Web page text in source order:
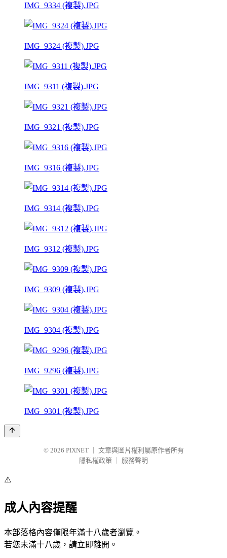
IMG_9334 (複製).JPG
IMG_9324 (複製).JPG
IMG_9311 (複製).JPG
IMG_9321 (複製).JPG
IMG_9316 (複製).JPG
IMG_9314 (複製).JPG
IMG_9312 (複製).JPG
IMG_9309 (複製).JPG
IMG_9304 (複製).JPG
IMG_9296 (複製).JPG
IMG_9301 (複製).JPG
© 2026 PIXNET
文章與圖片權利屬原作者所有
隱私權政策
服務聲明
⚠️
成人內容提醒
本部落格內容僅限年滿十八歲者瀏覽。
若您未滿十八歲，請立即離開。